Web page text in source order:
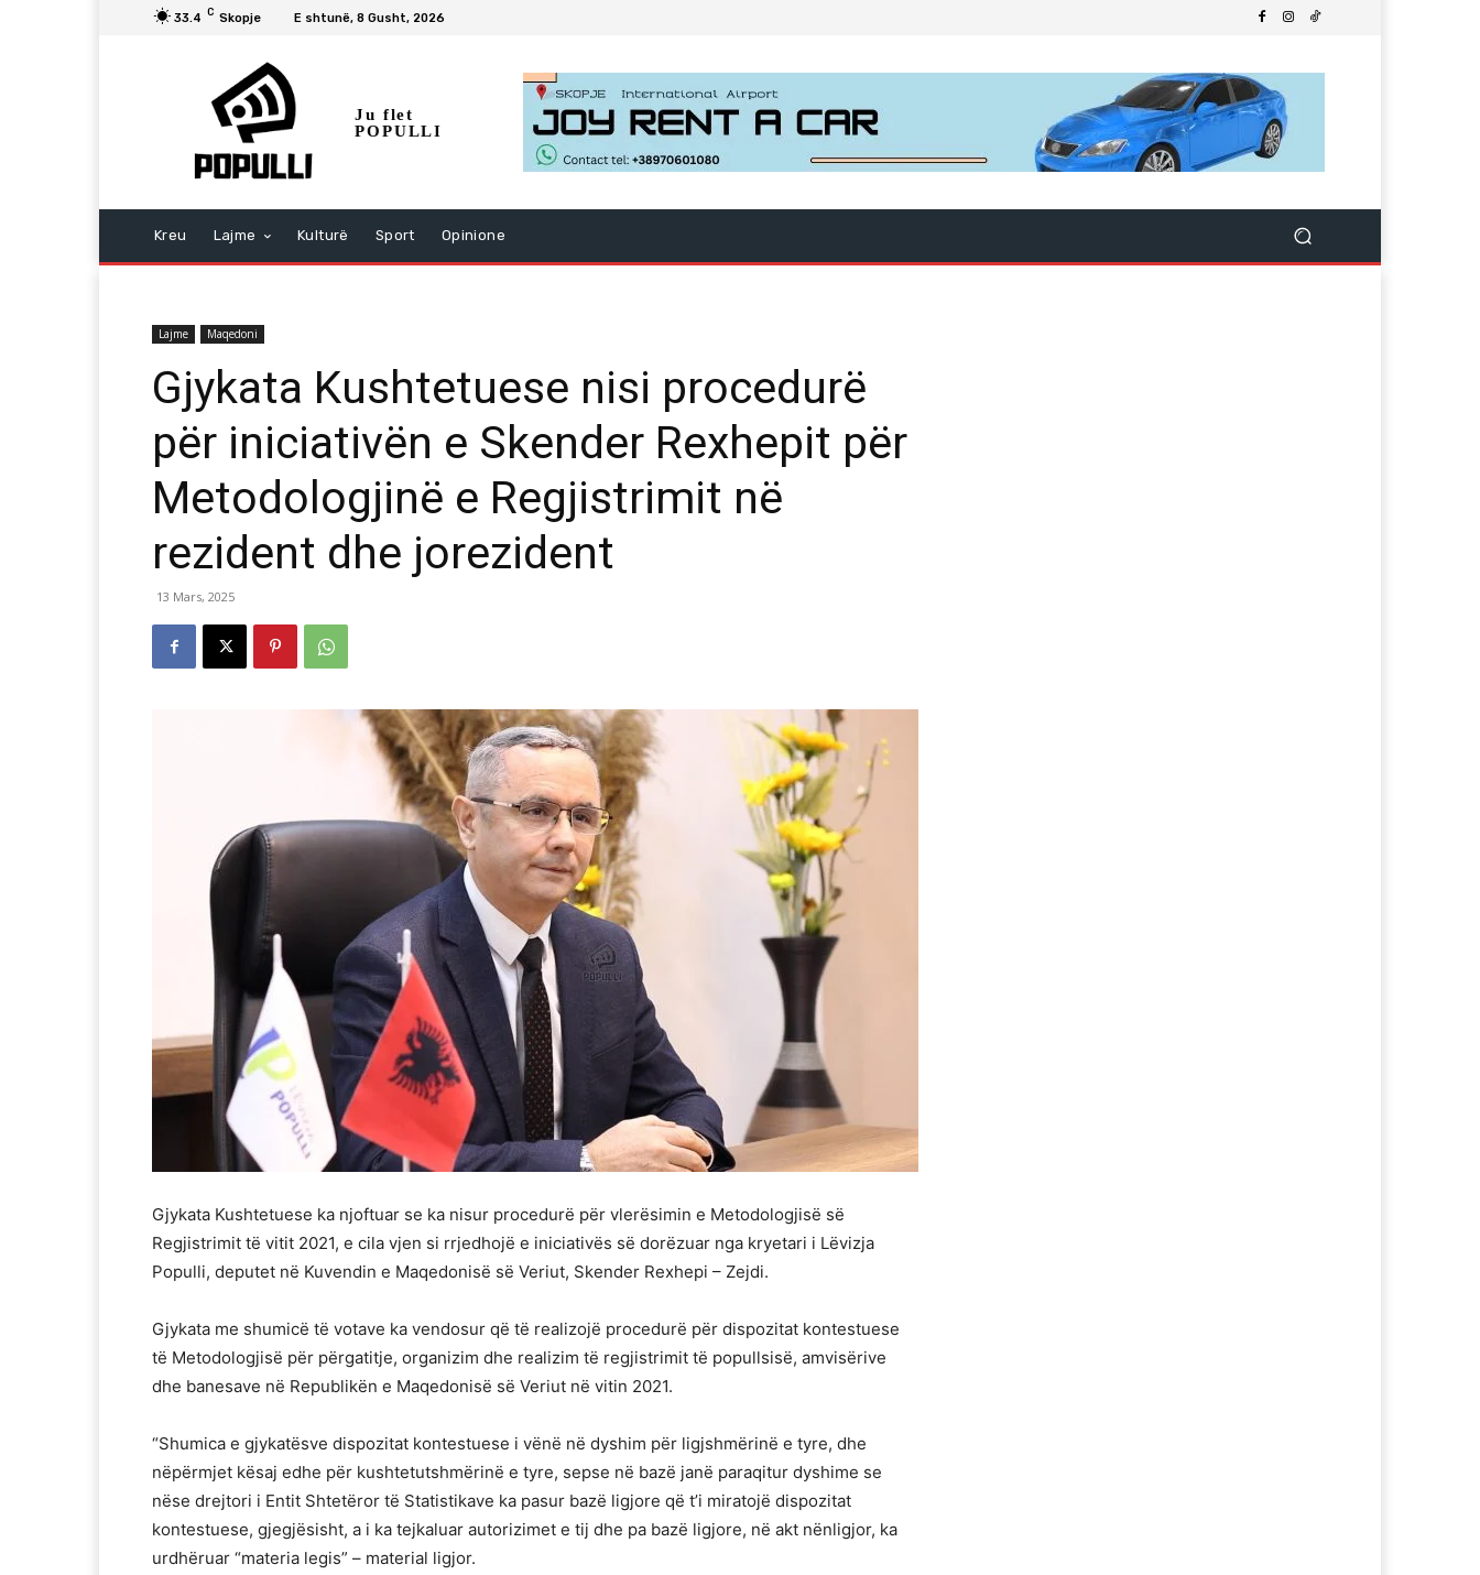
33.4 C Skopje E shtunë, 8 Gusht, 2026
Ju flet
POPULLI
Kreu Lajme Kulturë Sport Opinione
Lajme Maqedoni
Gjykata Kushtetuese nisi procedurë
për iniciativën e Skender Rexhepit për
Metodologjinë e Regjistrimit në
rezident dhe jorezident
13 Mars, 2025
Gjykata Kushtetuese ka njoftuar se ka nisur procedurë për vlerësimin e Metodologjisë së
Regjistrimit të vitit 2021, e cila vjen si rrjedhojë e iniciativës së dorëzuar nga kryetari i Lëvizja
Populli, deputet në Kuvendin e Maqedonisë së Veriut, Skender Rexhepi – Zejdi.
Gjykata me shumicë të votave ka vendosur që të realizojë procedurë për dispozitat kontestuese
të Metodologjisë për përgatitje, organizim dhe realizim të regjistrimit të popullsisë, amvisërive
dhe banesave në Republikën e Maqedonisë së Veriut në vitin 2021.
“Shumica e gjykatësve dispozitat kontestuese i vënë në dyshim për ligjshmërinë e tyre, dhe
nëpërmjet kësaj edhe për kushtetutshmërinë e tyre, sepse në bazë janë paraqitur dyshime se
nëse drejtori i Entit Shtetëror të Statistikave ka pasur bazë ligjore që t’i miratojë dispozitat
kontestuese, gjegjësisht, a i ka tejkaluar autorizimet e tij dhe pa bazë ligjore, në akt nënligjor, ka
urdhëruar “materia legis” – material ligjor.